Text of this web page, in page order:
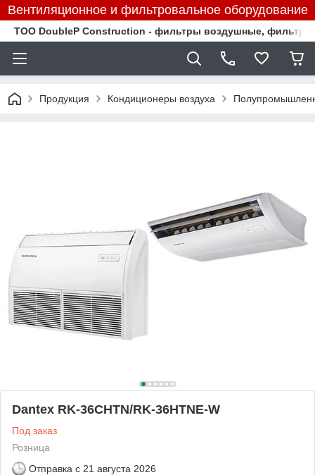
Вентиляционное и фильтровальное оборудование
TOO DoubleP Construction - фильтры воздушные,
Продукция Кондиционеры воздуха
Dantex RK-36CHTN/RK-36HTNE-W
Под заказ
Розница
Отправка с 21 августа 2026